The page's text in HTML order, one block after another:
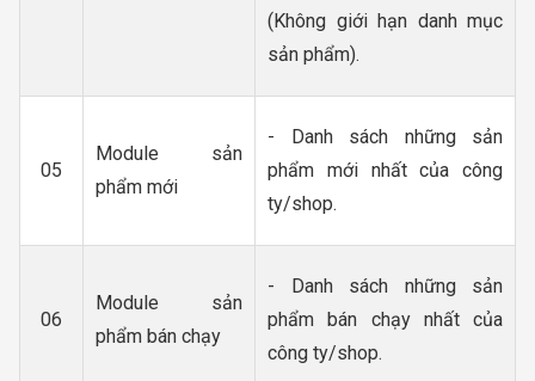
(Không giới hạn danh mục
sản phẩm).
05
Module sản
phẩm mới
- Danh sách những sản
phẩm mới nhất của công
ty/shop.
06
Module sản
phẩm bán chạy
- Danh sách những sản
phẩm bán chạy nhất của
công ty/shop.